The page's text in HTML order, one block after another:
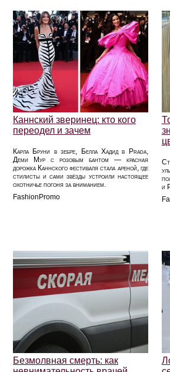
Каннский зверинец: кто кого
переодел и зачем
Карла Бруни в зебре, Белла Хадид в Prada,
Деми Мур с розовым бантом — красная
дорожка Каннского фестиваля стала ареной, где
стилисты и сами звёзды устроили настоящее
охотничье погоня за вниманием.
FashionPromo
и
Безмолвная смерть: как